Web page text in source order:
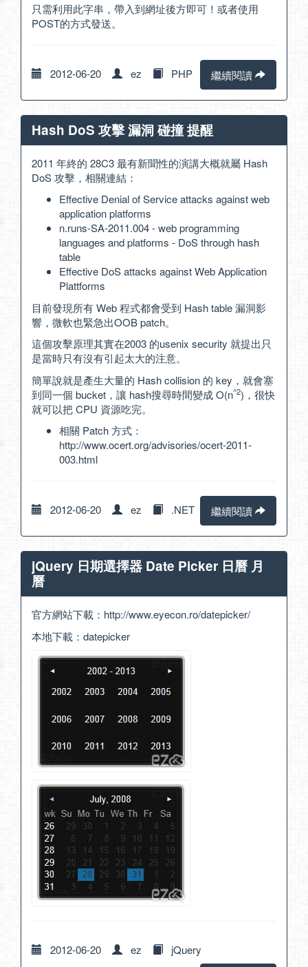
只需利用此字串，帶入到網址後方即可！或者使用
POST的方式發送。
2012-06-20 ez PHP 繼續閱讀
Hash DoS 攻擊 漏洞 碰撞 提醒
2011 年終的 28C3最有新聞性的演講大概就屬 Hash
DoS 攻擊，相關連結：
Effective Denial of Service attacks against web
application platforms
n.runs-SA-2011.004 - web programming
languages and platforms - DoS through hash
table
Effective DoS attacks against Web Application
Plattforms
目前發現所有 Web 程式都會受到 Hash table 漏洞影
響，微軟也緊急出OOB patch。
這個攻擊原理其實在2003 的usenix security 就提出只
是當時只有沒有引起太大的注意。
簡單說就是產生大量的 Hash collision 的 key，就會塞
到同一個 bucket，讓 hash搜尋時間變成 O(n^2)，很快
就可以把 CPU 資源吃完。
相關 Patch 方式：
http://www.ocert.org/advisories/ocert-2011-
003.html
2012-06-20 ez .NET 繼續閱讀
jQuery 日期選擇器 Date Picker 日曆 月
曆
官方網站下載： http://www.eyecon.ro/datepicker/
本地下載： datepicker
2012-06-20 ez jQuery